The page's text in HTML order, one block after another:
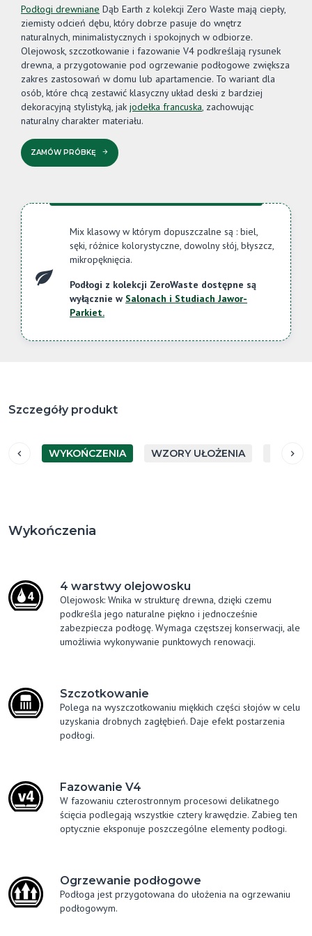
Podłogi drewniane Dąb Earth z kolekcji Zero Waste mają ciepły,
ziemisty odcień dębu, który dobrze pasuje do wnętrz
naturalnych, minimalistycznych i spokojnych w odbiorze.
Olejowosk, szczotkowanie i fazowanie V4 podkreślają rysunek
drewna, a przygotowanie pod ogrzewanie podłogowe zwiększa
zakres zastosowań w domu lub apartamencie. To wariant dla
osób, które chcą zestawić klasyczny układ deski z bardziej
dekoracyjną stylistyką, jak jodełka francuska, zachowując
naturalny charakter materiału.
ZAMÓW PRÓBKĘ
Mix klasowy w którym dopuszczalne są : biel,
sęki, różnice kolorystyczne, dowolny słój, błyszcz,
mikropęknięcia.
Podłogi z kolekcji ZeroWaste dostępne są
wyłącznie w Salonach i Studiach Jawor-
Parkiet.
Szczegóły produkt
WYKOŃCZENIA WZORY UŁOŻENIA
Wykończenia
4 warstwy olejowosku
Olejowosk: Wnika w strukturę drewna, dzięki czemu
podkreśla jego naturalne piękno i jednocześnie
zabezpiecza podłogę. Wymaga częstszej konserwacji, ale
umożliwia wykonywanie punktowych renowacji.
Szczotkowanie
Polega na wyszczotkowaniu miękkich części słojów w celu
uzyskania drobnych zagłębień. Daje efekt postarzenia
podłogi.
Fazowanie V4
W fazowaniu czterostronnym procesowi delikatnego
ścięcia podlegają wszystkie cztery krawędzie. Zabieg ten
optycznie eksponuje poszczególne elementy podłogi.
Ogrzewanie podłogowe
Podłoga jest przygotowana do ułożenia na ogrzewaniu
podłogowym.